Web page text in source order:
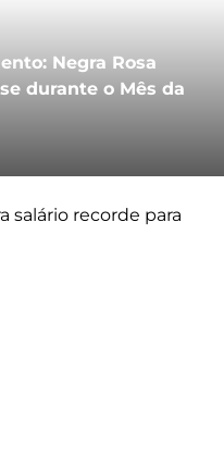
Negra Rosa
durante o Mês da